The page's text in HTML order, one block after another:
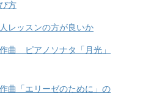
方
レッスンの方が良いか
曲 ピアノソナタ「月光」
曲「エリーゼのために」の